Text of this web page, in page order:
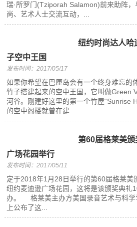
瑞·所罗门(Tziporah Salamon)前来助阵
尚、艺术人士交流互动，...
纽约时尚达人哈
子空中王国
发布时间：2017/05/17
如果你希望在巴厘岛会有一个终身难忘的
竹子搭建起来的空中王国，它叫做Green
河谷。刚建好这里的第一个竹屋“Sunrise
的空中阁楼就曾在建...
第60届格莱美
广场花园举行
发布时间：2017/05/11
定于2018年1月28日举行的第60届格莱美
纽约麦迪逊广场花园，这将是该颁奖典礼
办。 格莱美主办方美国录音艺术与科学
上公布了这...